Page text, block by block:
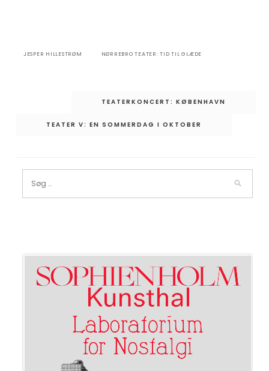
JESPER HILLESTRØM NØRREBRO TEATER: TID TIL GLÆDE
IndlægsnavigationTEATERKONCERT: KØBENHAVN
TEATER V: EN SOMMERDAG I OKTOBER